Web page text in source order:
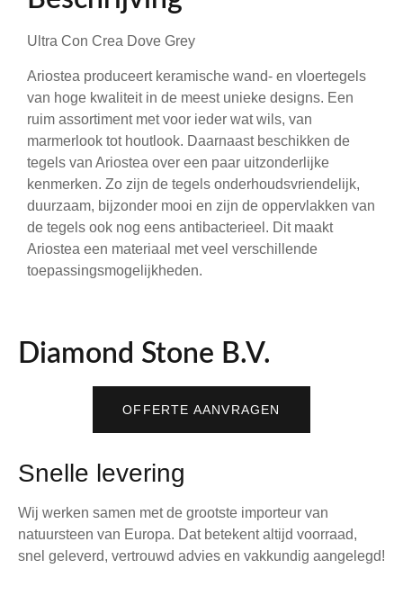
Ultra Con Crea Dove Grey
Ariostea produceert keramische wand- en vloertegels
van hoge kwaliteit in de meest unieke designs. Een
ruim assortiment met voor ieder wat wils, van
marmerlook tot houtlook. Daarnaast beschikken de
tegels van Ariostea over een paar uitzonderlijke
kenmerken. Zo zijn de tegels onderhoudsvriendelijk,
duurzaam, bijzonder mooi en zijn de oppervlakken van
de tegels ook nog eens antibacterieel. Dit maakt
Ariostea een materiaal met veel verschillende
toepassingsmogelijkheden.
Diamond Stone B.V.
OFFERTE AANVRAGEN
Snelle levering
Wij werken samen met de grootste importeur van
natuursteen van Europa. Dat betekent altijd voorraad,
snel geleverd, vertrouwd advies en vakkundig aangelegd!